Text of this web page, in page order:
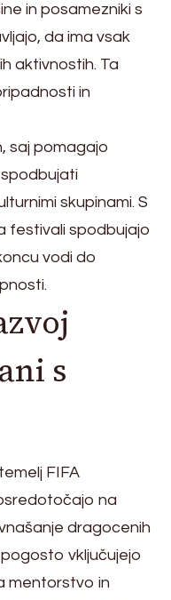
in posamezniki s
da ima vsak
aktivnostih. Ta
in
saj pomagajo
skupinami. S
festivali spodbujajo
vodi do
s
FIFA
na
dragocenih
pogosto vključujejo
mentorstvo in